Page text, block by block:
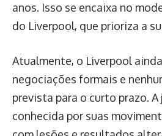
anos. Isso se encaixa no
do Liverpool, que prioriza a
Atualmente, o Liverpool
negociações formais e
prevista para o curto prazo. A
conhecida por suas